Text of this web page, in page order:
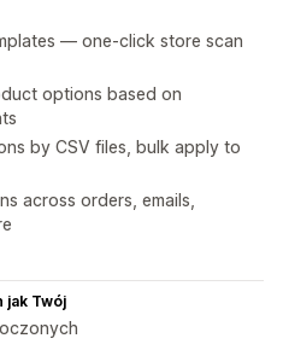
— one-click store scan
options based on
by CSV files, bulk apply to
across orders, emails,
jak Twój